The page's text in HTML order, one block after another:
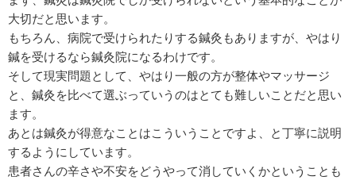
大切だと思います。
もちろん、病院で受けられたりする鍼灸もありますが、やはり
鍼を受けるなら鍼灸院になるわけです。
そして現実問題として、やはり一般の方が整体やマッサージ
と、鍼灸を比べて選ぶっていうのはとても難しいことだと思い
ます。
あとは鍼灸が得意なことはこういうことですよ、と丁寧に説明
するようにしています。
患者さんの辛さや不安をどうやって消していくかということも